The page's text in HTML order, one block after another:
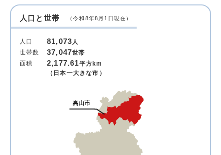
人口と世帯 （令和8年8月1日現在）
人口 81,073人
世帯数
37,047世帯
面積
2,177.61平方km
（日本一大きな市）